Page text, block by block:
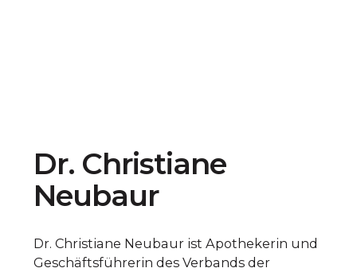
Dr. Christiane
Neubaur
Dr. Christiane Neubaur ist Apothekerin und
Geschäftsführerin des Verbands der